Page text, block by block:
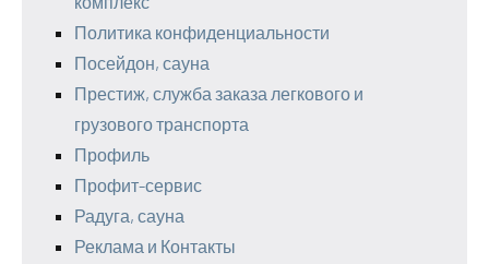
Политика конфиденциальности
Посейдон, сауна
Престиж, служба заказа легкового и
грузового транспорта
Профиль
Профит-сервис
Радуга, сауна
Реклама и Контакты